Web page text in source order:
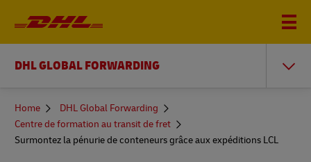
DHL GLOBAL FORWARDING
You
here
Home
DHL Global Forwarding
Centre de formation au transit de fret
Surmontez la pénurie de conteneurs grâce aux expéditions LCL